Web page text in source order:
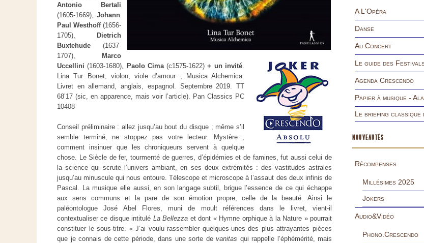
Antonio Bertali
(1605-1669), Johann
Paul Westhoff(1656-
1705),
Dietrich
Buxtehude (1637-
1707),
Marco
Uccellini (1603-1680), Paolo Cima(c1575-1622)+ un invité.
Lina Tur Bonet, violon, viole d’amour ; Musica Alchemica.
Livret en allemand, anglais, espagnol. Septembre 2019. TT
68’17 (sic, en apparence, mais voir l’article). Pan Classics PC
10408
Conseil préliminaire : allez jusqu’au bout du disque ; même s’il
semble terminé, ne stoppez pas votre lecteur. Mystère ;
comment insinuer que les chroniqueurs servent à quelque
chose. Le Siècle de fer, tourmenté de guerres, d’épidémies et de famines, fut aussi celui de
la science qui scrute l’univers ambiant, en ses deux extrémités : des vastitudes astrales
jusqu’au minuscule qui nous entoure. Télescope et microscope à l’assaut des deux infinis de
Pascal. La musique elle aussi, en son langage subtil, brigue l’essence de ce qui échappe
aux sens communs et la pare de son émotion propre, celle de la beauté. Ainsi le
paléontologue José Abel Flores, muni de moult références dans le livret, vient-il
contextualiser ce disque intitulé La Bellezza et dont « Hymne orphique à la Nature » pourrait
constituer le sous-titre. « J’ai voulu rassembler quelques-unes des plus attrayantes pièces
que je connais de cette période, dans une sorte de vanitas qui rappelle l’éphémérité, mais
A L'Opéra
Danse
Au Concert
Le guide des
Agenda Crescendo
Papier à musique -
Le briefing classique
NOUVEAUTÉS
Récompenses
Millésimes 2025
Jokers
Audio&Vidéo
Phono.Crescendo